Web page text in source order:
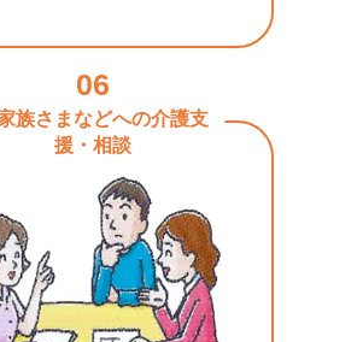
06
族さまなどへの介護支
援・相談